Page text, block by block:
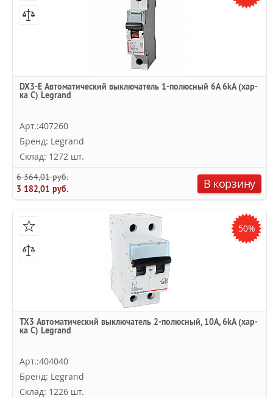
DX3-E Автоматический выключатель 1-полюсный 6A 6kA (хар-
ка C) Legrand
Арт.:407260
Бренд: Legrand
Склад: 1272 шт.
6 364,01 руб.
3 182,01 руб.
В корзину
50%
TX3 Автоматический выключатель 2-полюсный, 10А, 6kА (хар-
ка C) Legrand
Арт.:404040
Бренд: Legrand
Склад: 1226 шт.